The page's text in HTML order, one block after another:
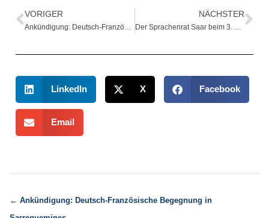
VORIGER
Ankündigung: Deutsch-Französische Begegnung in Sarreguemines
NÄCHSTER
Der Sprachenrat Saar beim 3. Deutsch-Französischen Empfang in Saarbrücken
LinkedIn X Facebook
Email
← Ankündigung: Deutsch-Französische Begegnung in